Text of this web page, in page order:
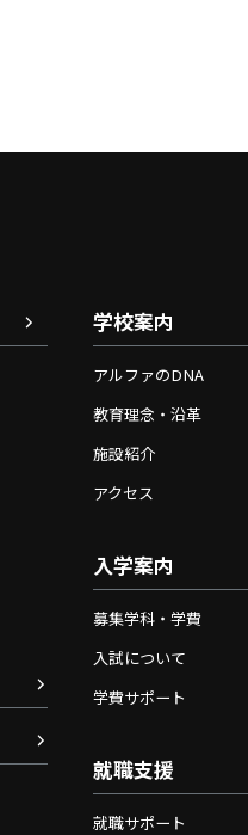
学校案内
アルファのDNA
教育理念・沿革
施設紹介
アクセス
入学案内
募集学科・学費
入試について
学費サポート
就職支援
就職サポート